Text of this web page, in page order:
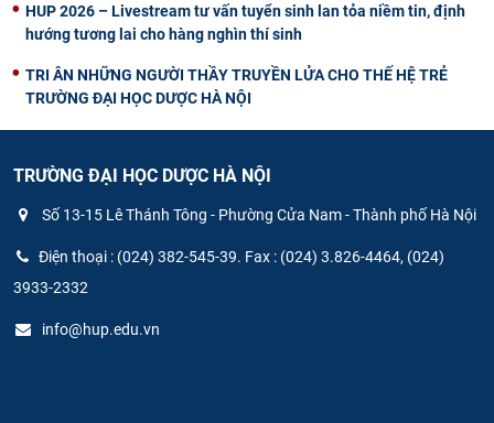
HUP 2026 – Livestream tư vấn tuyển sinh lan tỏa niềm tin, định
hướng tương lai cho hàng nghìn thí sinh
TRI ÂN NHỮNG NGƯỜI THẦY TRUYỀN LỬA CHO THẾ HỆ TRẺ
TRƯỜNG ĐẠI HỌC DƯỢC HÀ NỘI
TRƯỜNG ĐẠI HỌC DƯỢC HÀ NỘI
Số 13-15 Lê Thánh Tông - Phường Cửa Nam - Thành phố Hà Nội
Điện thoại : (024) 382-545-39. Fax : (024) 3.826-4464, (024)
3933-2332
info@hup.edu.vn